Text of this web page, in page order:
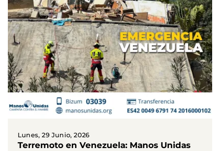
Lunes, 29 Junio, 2026
Terremoto en Venezuela: Manos Unidas